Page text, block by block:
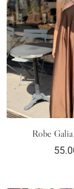
Robe